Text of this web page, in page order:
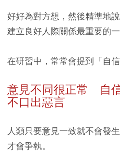
好好為對方想，然後精準地
建立良好人際關係最重要的一
在研習中，常常會提到「自信
意見不同很正常 自
不口出惡言
人類只要意見一致就不會發
才會爭執。